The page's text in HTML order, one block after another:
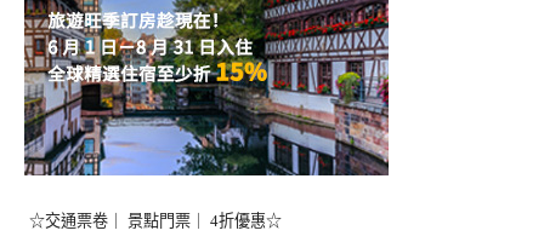
☆交通票卷｜ 景點門票｜ 4折優惠☆